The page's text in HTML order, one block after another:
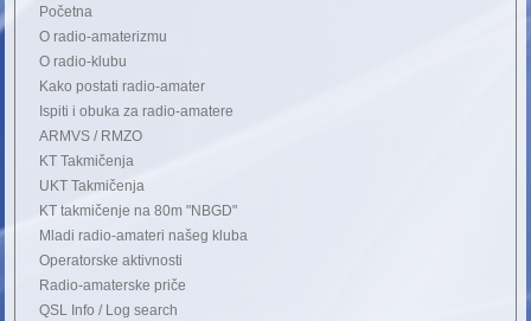
Početna
O radio-amaterizmu
O radio-klubu
Kako postati radio-amater
Ispiti i obuka za radio-amatere
ARMVS / RMZO
KT Takmičenja
UKT Takmičenja
KT takmičenje na 80m "NBGD"
Mladi radio-amateri našeg kluba
Operatorske aktivnosti
Radio-amaterske priče
QSL Info / Log search